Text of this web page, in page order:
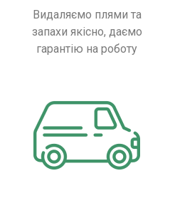
Видаляємо плями та
запахи якісно, ​​даємо
гарантію на роботу